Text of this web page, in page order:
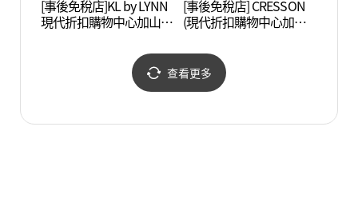
[事後免稅店]KL by LYNN
現代折扣購物中心加山店
[事後免稅店] CRESSON
(現代折扣購物中心加山
산점)
查看更多